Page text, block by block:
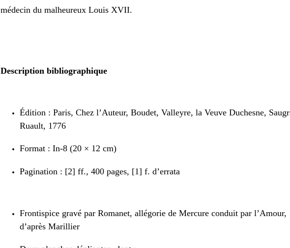
médecin du malheureux Louis XVII.
Description bibliographique
Édition : Paris, Chez l’Auteur, Boudet, Valleyre, la Veuve Duchesne,
Ruault, 1776
Format : In-8 (20 × 12 cm)
Pagination : [2] ff., 400 pages, [1] f. d’errata
Frontispice gravé par Romanet, allégorie de Mercure conduit par l’Amour,
d’après Marillier